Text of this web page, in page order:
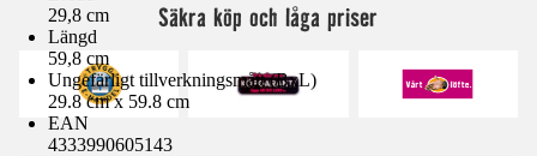
29,8 cm
Längd
59,8 cm
Ungefärligt tillverkningsmått (BxL)
29.8 cm x 59.8 cm
EAN
4333990605143
Säkra köp och låga priser